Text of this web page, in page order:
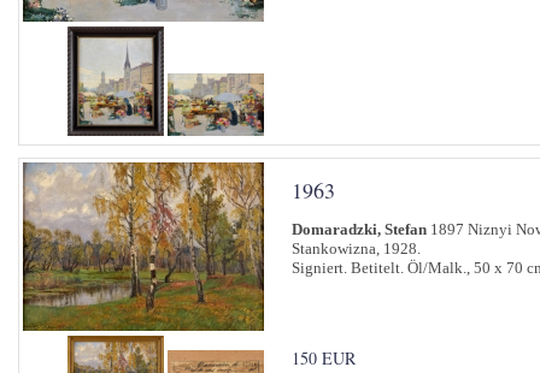
1963
Domaradzki, Stefan 1897 Niznyi
Stankowizna, 1928.
Signiert. Betitelt. Öl/Malk., 50 x 70
150 EUR